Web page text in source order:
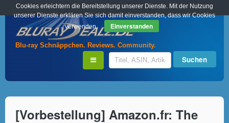
Blu-ray Schnäppchen. Reviews. Community.
[Vorbestellung] Amazon.fr: The
Cookies erleichtern die Bereitstellung unserer Dienste. Mit der Nutzung
unserer Dienste erklären Sie sich damit einverstanden, dass wir Cookies
verwenden.
Einverstanden